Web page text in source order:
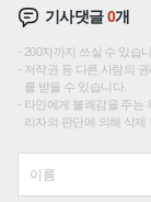
기사댓글0개
200자까지 쓰실 수 있습
저작권 등 다른 사람의
를 받을 수 있습니다.
타인에게 불쾌감을 주는
리자의 판단에 의해 삭제